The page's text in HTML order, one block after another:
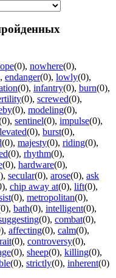
(0), nowhere(0),
, endanger(0), lowly(0),
(0), infantry(0), burn(0),
(0), screwed(0),
(0), modeling(0),
, sentinel(0), impulse(0),
(0), burst(0),
(0), majesty(0), riding(0),
(0), rhythm(0),
(0), hardware(0),
, secular(0), arose(0), ask
, chip away at(0), lift(0),
(0), metropolitan(0),
, bath(0), intelligent(0),
(0), combat(0),
, affecting(0), calm(0),
(0), controversy(0),
(0), sheep(0), killing(0),
(0), strictly(0), inherent(0)